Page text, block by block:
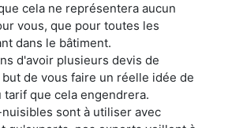
cela ne représentera aucun
vous, que pour toutes les
dans le bâtiment.
d'avoir plusieurs devis de
de vous faire un réelle idée de
que cela engendrera.
sont à utiliser avec